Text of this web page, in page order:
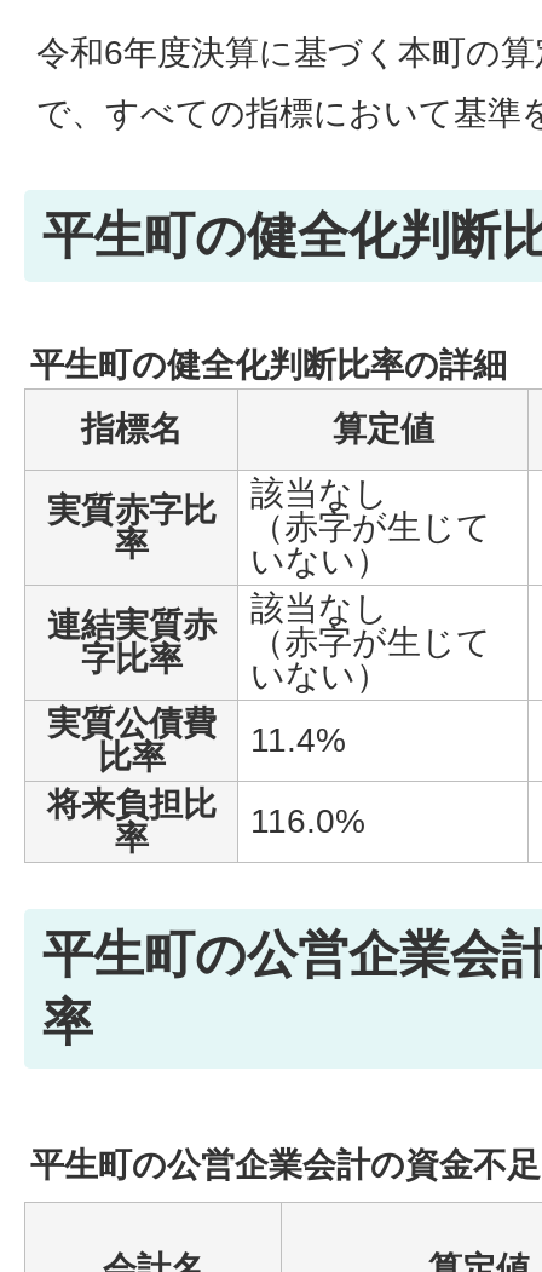
令和6年度決算に基づく本町の
で、すべての指標において基準
平生町の健全化判断
平生町の健全化判断比率の詳細
指標名
算定値
実質赤字比
率
該当なし
（赤字が生じて
いない）
連結実質赤
字比率
該当なし
（赤字が生じて
いない）
実質公債費
比率
11.4%
将来負担比
率
116.0%
平生町の公営企業会
率
平生町の公営企業会計の資金不